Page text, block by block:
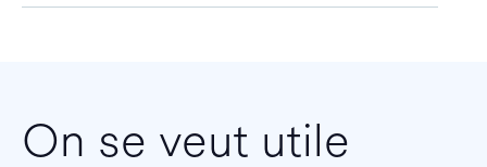
On se veut utile